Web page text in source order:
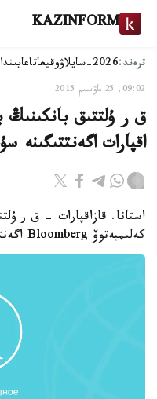
KAZINFORM
ترەند:2026-سايلاۋ وقيعا
09:02, 25 ماۋسىم 2015
ق ر ۇلتتىق
اقپارات اگەنتتىگىنە
استانا. قازاقپارات - ق ر
كەلىمبەتوۆ Bloomberg اگەنتتىگىنە سۇحبات بەردى.